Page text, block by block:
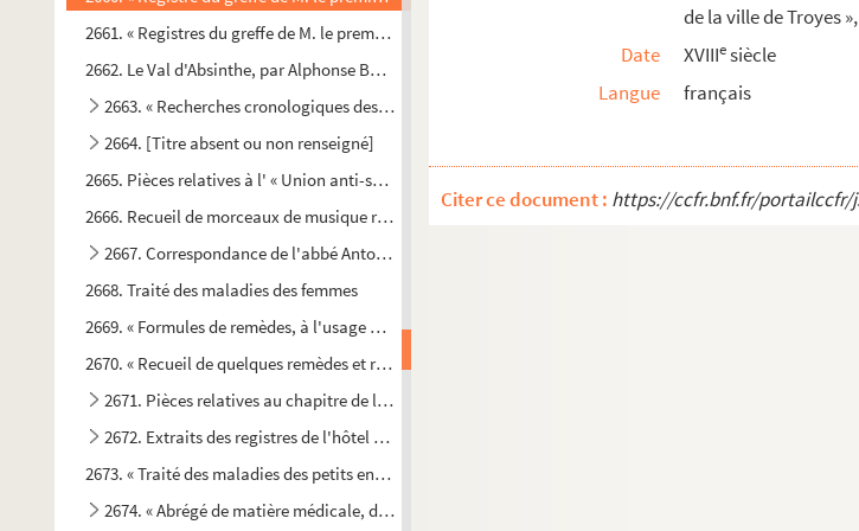
2661. « Registres du greffe de M. le premier chirurgien du Roy pour la communauté des maîtres chirurgiens
2662. Le Val d'Absinthe, par Alphonse Baudouin
2663. « Recherches cronologiques des vies des saints dont les reliques sont au diocèse et ville de Troyes,...
2664. [Titre absent ou non renseigné]
2665. Pièces relatives à l' « Union anti-socialiste de l'Aube ». (1849-1851)
2666. Recueil de morceaux de musique religieuse exécutés dans le diocèse de Troyes, de 1837 à 1870
2667. Correspondance de l'abbé Antoine-Narcisse Thiesson, curé de Viâpres (1839-1870)
2668. Traité des maladies des femmes
2669. « Formules de remèdes, à l'usage de l'hôpital de Troyes. Octobre 1780 »
2670. « Recueil de quelques remèdes et receptes particulières pour les personnes »
2671. Pièces relatives au chapitre de l'église Saint-Étienne de Troyes
2672. Extraits des registres de l'hôtel de ville de Bar-sur-Aube. 1572-1576
2673. « Traité des maladies des petits enfans, par M. Astruc, professeur royal et docteur en médecine de l...
2674. « Abrégé de matière médicale, dicté par M. Haguenot, professeur en médecine à Montpellier, l'an
de la ville de Troyes
Date
XVIIIesiècle
Langue
français
Citer ce document : https://ccfr.bnf.fr/portailccfr/